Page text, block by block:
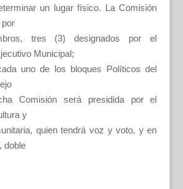
un lugar físico. La Comisión
tres (3) designados por el
Municipal;
uno de los bloques Políticos del
Comisión será presidida por el
y
quien tendrá voz y voto, y en
doble